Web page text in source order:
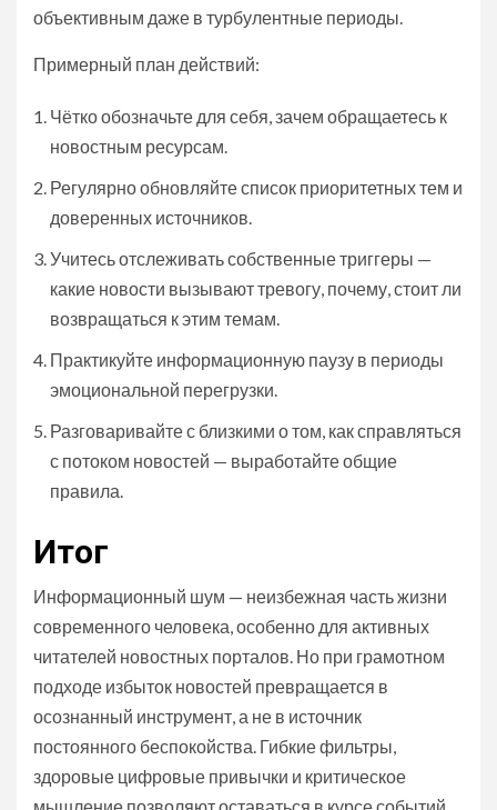
объективным даже в турбулентные периоды.
Примерный план действий:
Чётко обозначьте для себя, зачем обращаетесь к
новостным ресурсам.
Регулярно обновляйте список приоритетных тем и
доверенных источников.
Учитесь отслеживать собственные триггеры —
какие новости вызывают тревогу, почему, стоит ли
возвращаться к этим темам.
Практикуйте информационную паузу в периоды
эмоциональной перегрузки.
Разговаривайте с близкими о том, как справляться
с потоком новостей — выработайте общие
правила.
Итог
Информационный шум — неизбежная часть жизни
современного человека, особенно для активных
читателей новостных порталов. Но при грамотном
подходе избыток новостей превращается в
осознанный инструмент, а не в источник
постоянного беспокойства. Гибкие фильтры,
здоровые цифровые привычки и критическое